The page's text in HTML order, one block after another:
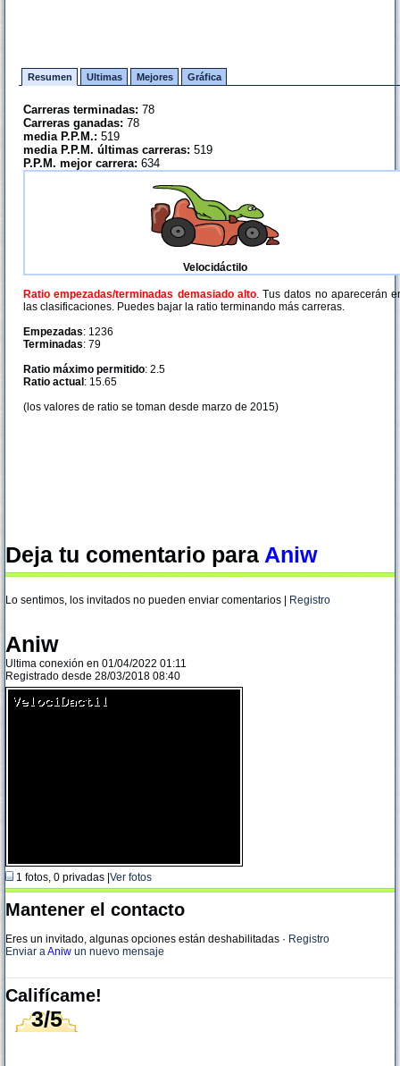
Resumen Ultimas Mejores Gráfica
Carreras terminadas: 78
Carreras ganadas: 78
media P.P.M.: 519
media P.P.M. últimas carreras: 519
P.P.M. mejor carrera: 634
Velocidáctilo
Ratio empezadas/terminadas demasiado alto. Tus datos no aparecerán
las clasificaciones. Puedes bajar la ratio terminando más carreras.
Empezadas: 1236
Terminadas: 79
Ratio máximo permitido: 2.5
Ratio actual : 15.65
(los valores de ratio se toman desde marzo de 2015)
Deja tu comentario para Aniw
Lo sentimos, los invitados no pueden enviar comentarios | Registro
Aniw
Ultima conexión en 01/04/2022 01:11
Registrado desde 28/03/2018 08:40
1 fotos, 0 privadas | Ver fotos
Mantener el contacto
Eres un invitado, algunas opciones están deshabilitadas · Registro
Enviar aAniw un nuevo mensaje
Califícame!
3/5